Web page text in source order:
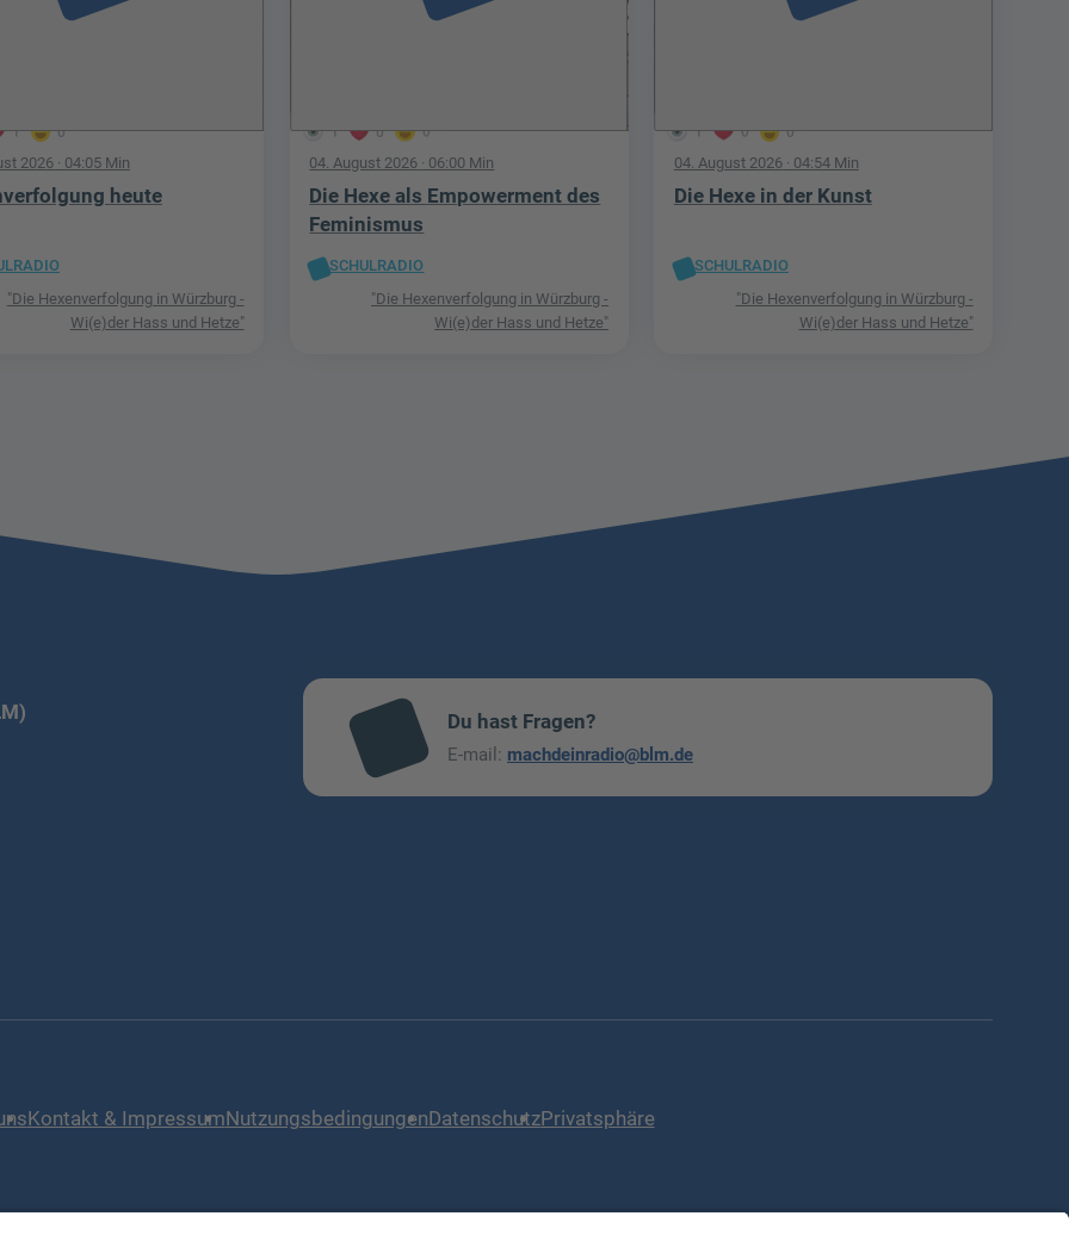
1 0
2026· 04:05 Min
heute
"Die Hexenverfolgung in Würzburg -
Wi(e)der Hass und Hetze"
1 0 0
04. August 2026 · 06:00 Min
Die Hexe als Empowerment des
Feminismus
SCHULRADIO
"Die Hexenverfolgung in Würzburg -
Wi(e)der Hass und Hetze"
1 0 0
04. August 2026· 04:54 Min
Die Hexe in der Kunst
SCHULRADIO
"Die Hexenverfolgung in Würzburg -
Wi(e)der Hass und Hetze"
mai
l
Du hast Fragen?
E-mail: machdeinradio@blm.de
Kontakt & ImpressumNutzungsbedingungenDatenschutzPrivatsphäre